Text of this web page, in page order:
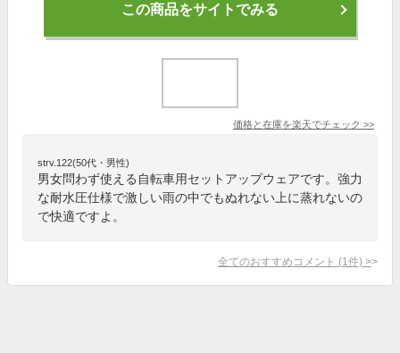
この商品をサイトでみる
価格と在庫を楽天でチェック >>
strv.122(50代・男性)
男女問わず使える自転車用セットアップウェアです。強力
な耐水圧仕様で激しい雨の中でもぬれない上に蒸れないの
で快適ですよ。
全てのおすすめコメント (1 件) >